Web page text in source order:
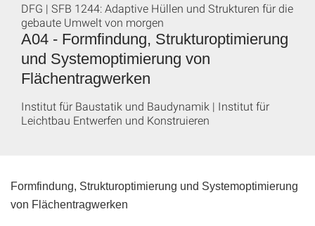
A04 - Formfindung, Strukturoptimierung
und Systemoptimierung von
Flächentragwerken
DFG | SFB 1244: Adaptive Hüllen und Strukturen für die
gebaute Umwelt von morgen
Institut für Baustatik und Baudynamik | Institut für
Leichtbau Entwerfen und Konstruieren
Formfindung, Strukturoptimierung und Systemoptimierung
von Flächentragwerken